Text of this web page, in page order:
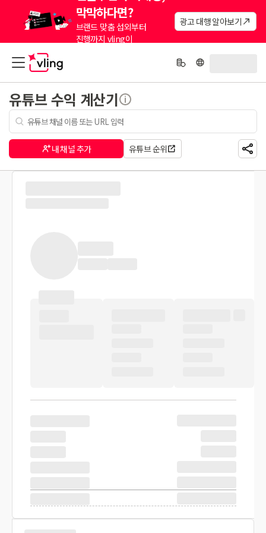
막막하다면?
브랜드 맞춤 섭외부터
진행까지 vling이
광고 대행 알아보기
유튜브 수익 계산기
내 채널 추가 유튜브 순위